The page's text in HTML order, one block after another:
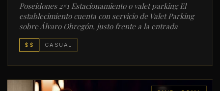
Poseidones 2×1 Estacionamiento o valet parking El
establecimiento cuenta con servicio de Valet Parking
sobre Álvaro Obregón, justo frente a la entrada
$$ CASUAL